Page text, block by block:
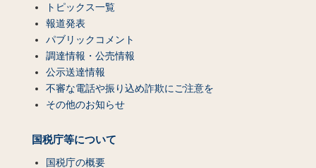
トピックス一覧
報道発表
パブリックコメント
調達情報・公売情報
公示送達情報
不審な電話や振り込め詐欺にご注意を
その他のお知らせ
国税庁等について
国税庁の概要